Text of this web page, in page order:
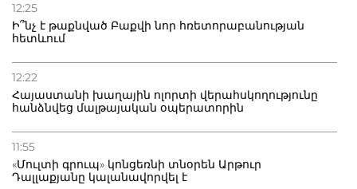
12:25
Ի՞նչ է թաքնված Բաքվի նոր հռետորաբանության
հետևում
12:22
Հայաստանի խաղային ոլորտի վերահսկողությունը
հանձնվեց մալթայական օպերատորին
11:55
«Մուլտի գրուպ» կոնցեռնի տնօրեն Արթուր
Դալլաքյանը կալանավորվել է